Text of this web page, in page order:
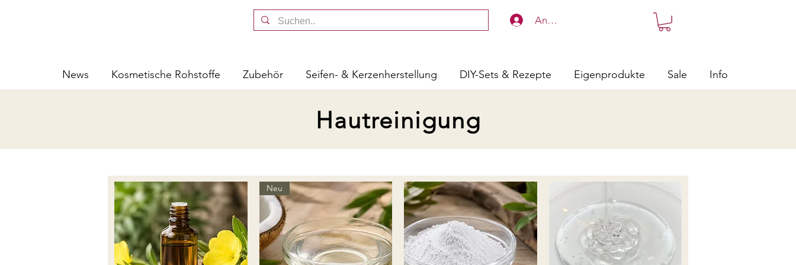
Anmelden
News Kosmetische Rohstoffe Zubehör Seifen- & Kerzenherstellung DIY-Sets & Rezepte Eigenprodukte Sale Info
Hautreinigung
Neu